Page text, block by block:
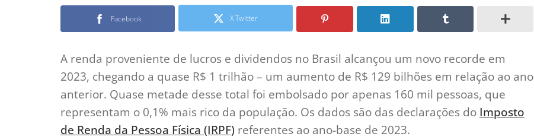
Facebook X Twitter
A renda proveniente de lucros e dividendos no Brasil alcançou um novo recorde em
2023, chegando a quase R$ 1 trilhão – um aumento de R$ 129 bilhões em relação ao ano
anterior. Quase metade desse total foi embolsado por apenas 160 mil pessoas, que
representam o 0,1% mais rico da população. Os dados são das declarações do Imposto
de Renda da Pessoa Física (IRPF) referentes ao ano-base de 2023.